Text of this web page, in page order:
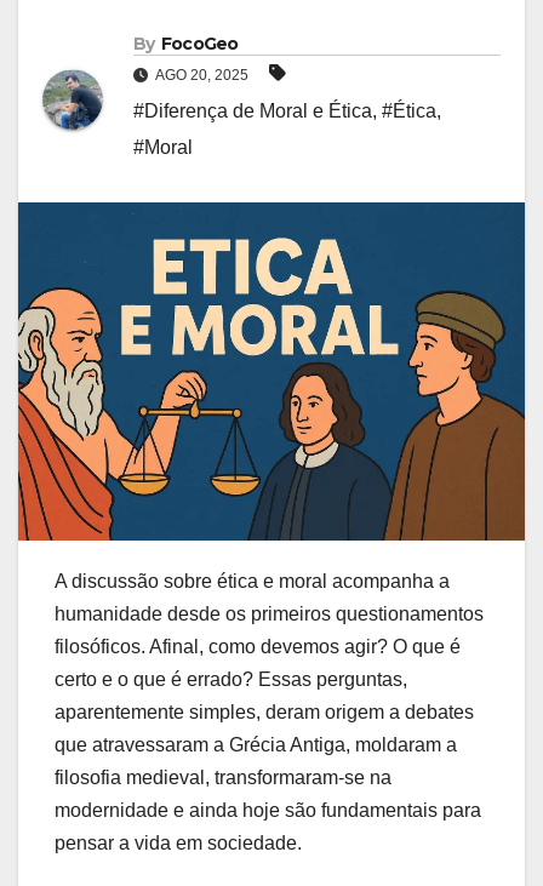
By FocoGeo
AGO 20, 2025
#Diferença de Moral e Ética, #Ética,
#Moral
A discussão sobre ética e moral acompanha a
humanidade desde os primeiros questionamentos
filosóficos. Afinal, como devemos agir? O que é
certo e o que é errado? Essas perguntas,
aparentemente simples, deram origem a debates
que atravessaram a Grécia Antiga, moldaram a
filosofia medieval, transformaram-se na
modernidade e ainda hoje são fundamentais para
pensar a vida em sociedade.